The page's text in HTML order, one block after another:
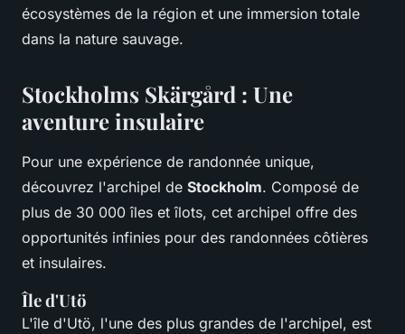
écosystèmes de la région et une immersion totale
dans la nature sauvage.
Stockholms Skärgård : Une
aventure insulaire
Pour une expérience de randonnée unique,
découvrez l'archipel de Stockholm. Composé de
plus de 30 000 îles et îlots, cet archipel offre des
opportunités infinies pour des randonnées côtières
et insulaires.
Île d'Utö
L'île d'Utö, l'une des plus grandes de l'archipel, est